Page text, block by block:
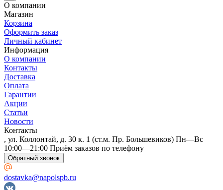
О компании
Магазин
Корзина
Оформить заказ
Личный кабинет
Информация
О компании
Контакты
Доставка
Оплата
Гарантии
Акции
Статьи
Новости
Контакты
, ул. Коллонтай, д. 30 к. 1 (ст.м. Пр. Большевиков) Пн—Вс
10:00—21:00 Приём заказов по телефону
Обратный звонок
dostavka@napolspb.ru